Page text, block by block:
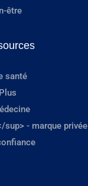
être
santé
sup> - marque privée